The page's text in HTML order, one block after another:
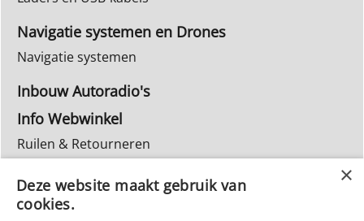
Navigatie systemen en Drones
Navigatie systemen
Inbouw Autoradio's
Info Webwinkel
Ruilen & Retourneren
Reparatie
Deze website maakt gebruik van
cookies.